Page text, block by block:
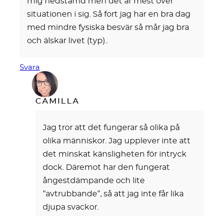
situationen i sig. Så fort jag har en bra dag
med mindre fysiska besvär så mår jag bra
och älskar livet (typ)..
Svara
CAMILLA
Jag tror att det fungerar så olika på
olika människor. Jag upplever inte att
det minskat känsligheten för intryck
dock. Däremot har den fungerat
ångestdämpande och lite
”avtrubbande”, så att jag inte får lika
djupa svackor.